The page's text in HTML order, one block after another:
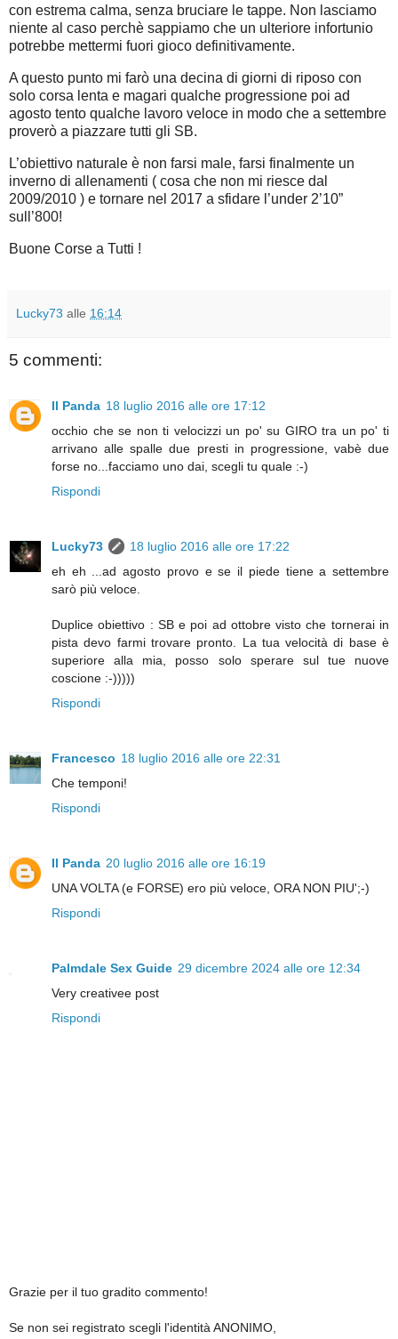
con estrema calma, senza bruciare le tappe. Non lasciamo
niente al caso perchè sappiamo che un ulteriore infortunio
potrebbe mettermi fuori gioco definitivamente.
A questo punto mi farò una decina di giorni di riposo con
solo corsa lenta e magari qualche progressione poi ad
agosto tento qualche lavoro veloce in modo che a settembre
proverò a piazzare tutti gli SB.
L’obiettivo naturale è non farsi male, farsi finalmente un
inverno di allenamenti ( cosa che non mi riesce dal
2009/2010 ) e tornare nel 2017 a sfidare l’under 2’10”
sull’800!
Buone Corse a Tutti !
Lucky73 alle 16:14
5 commenti:
Il Panda 18 luglio 2016 alle ore 17:12
occhio che se non ti velocizzi un po' su GIRO tra un po' ti
arrivano alle spalle due presti in progressione, vabè due
forse no...facciamo uno dai, scegli tu quale :-)
Rispondi
Lucky73
18 luglio 2016 alle ore 17:22
eh eh ...ad agosto provo e se il piede tiene a settembre
sarò più veloce.
Duplice obiettivo : SB e poi ad ottobre visto che tornerai in
pista devo farmi trovare pronto. La tua velocità di base è
superiore alla mia, posso solo sperare sul tue nuove
coscione :-)))))
Rispondi
Francesco 18 luglio 2016 alle ore 22:31
Che temponi!
Rispondi
Il Panda 20 luglio 2016 alle ore 16:19
UNA VOLTA (e FORSE) ero più veloce, ORA NON PIU';-)
Rispondi
Palmdale Sex Guide 29 dicembre 2024 alle ore 12:34
Very creativee post
Rispondi
Grazie per il tuo gradito commento!
Se non sei registrato scegli l'identità ANONIMO,